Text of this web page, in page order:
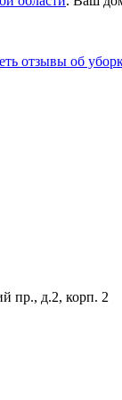
отзывы об
пр., д.2, корп. 2